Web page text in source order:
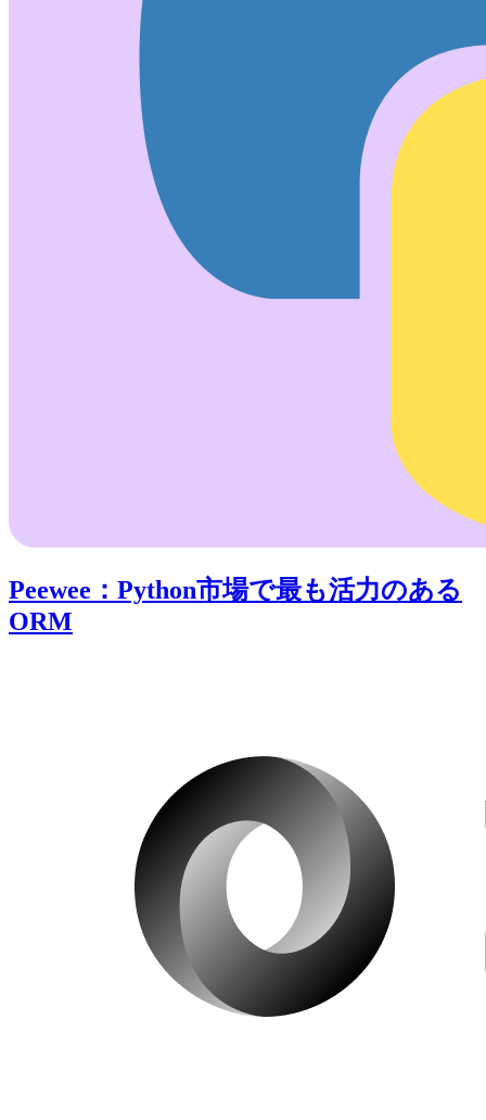
Peewee：Python市場で最も活力のある
ORM